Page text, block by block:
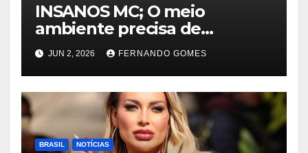
INSANOS MC; O meio
ambiente precisa de
atitude… e a irmandade vai
fazer a parte dela.
JUN 2, 2026 FERNANDO GOMES
BRASIL NOTÍCIAS